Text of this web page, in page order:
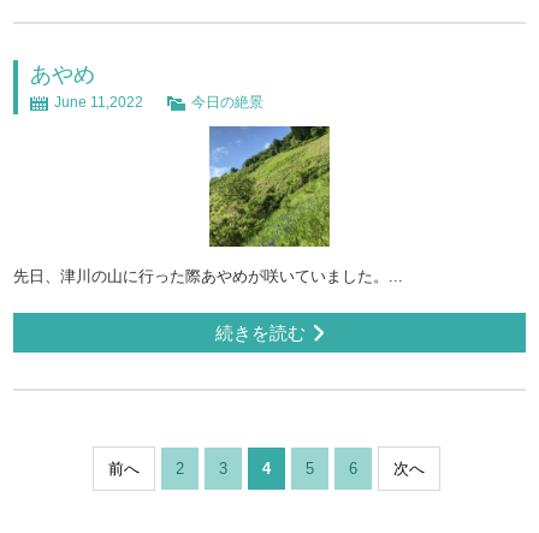
あやめ
June 11,2022 今日の絶景
先日、津川の山に行った際あやめが咲いていました。...
続きを読む
前へ 2 3 4 5 6 次へ